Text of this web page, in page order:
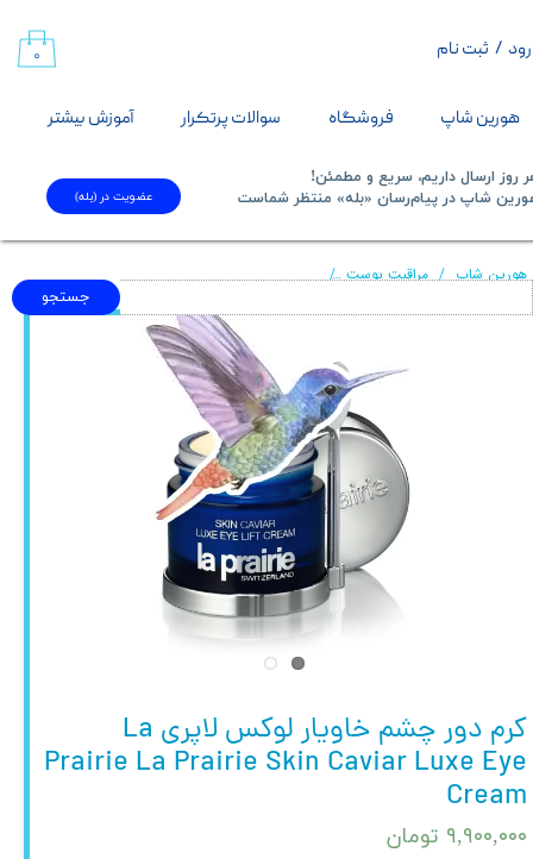
هورین شاپ فروشگاه سوالات پرتکرار آموزش بیشتر
/ ثبت نام
حساب کاربری من
تغییر گذر واژه
خروج از حساب کاربری
۰
جستجو
روز ارسال داریم، سریع و مطمئن!
شاپ در پیام‌رسان «بله» منتظر شماست​​​​​​​
عضویت در (بله)
هورین شاپ مراقبت پوست کرم دور چشم خاویار لوکس لاپری La Prairie La Prairie Skin Caviar Luxe Eye Cream
کرم دور چشم خاویار لوکس لاپری La
Prairie La Prairie Skin Caviar Luxe Eye
Cream
۹,۹۰۰,۰۰۰ تومان